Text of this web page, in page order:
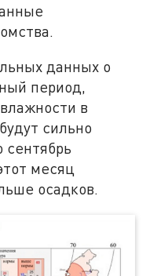
данных о
период,
в
сильно
сентябрь
месяц
осадков.